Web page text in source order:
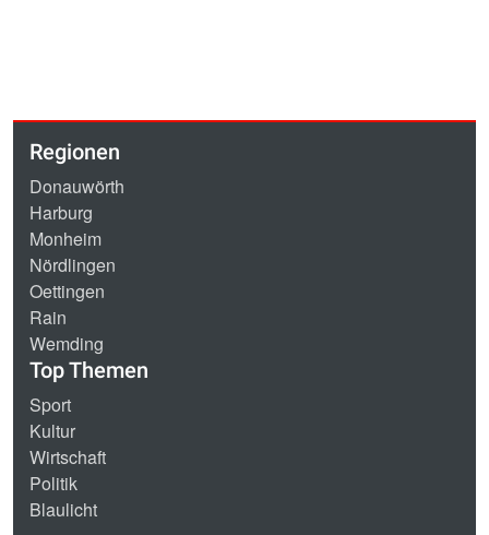
Regionen
Donauwörth
Harburg
Monheim
Nördlingen
Oettingen
Rain
Wemding
Top Themen
Sport
Kultur
Wirtschaft
Politik
Blaulicht